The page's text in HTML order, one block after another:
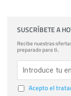
SUSCRÍBETE A
Recibe nuestras
preparado para ti.
Acepto el